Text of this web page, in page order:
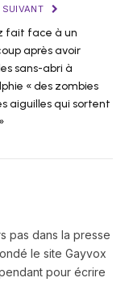
SUIVANT
fait face à un
après avoir
sans-abri à
« des zombies
aiguilles qui sortent
pas dans la presse
le site Gayvox
pour écrire